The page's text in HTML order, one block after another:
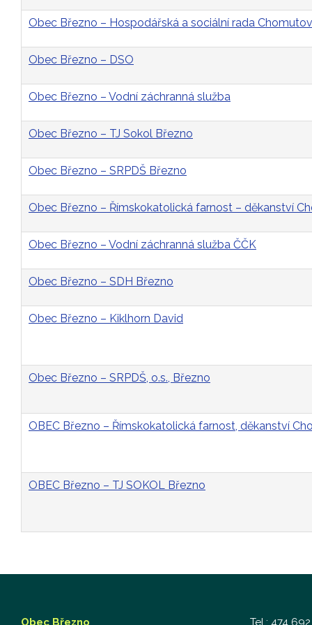
Obec Březno – Hospodářská a sociální rada
Obec Březno – DSO
Obec Březno – Vodní záchranná služba
Obec Březno – TJ Sokol Březno
Obec Březno – SRPDŠ Březno
Obec Březno – Římskokatolická farnost – děkanství
Obec Březno – Vodní záchranná služba ČČK
Obec Březno – SDH Březno
Obec Březno – Kiklhorn David
Obec Březno – SRPDŠ, o.s., Březno
OBEC Březno – Římskokatolická farnost, děkanství
OBEC Březno – TJ SOKOL Březno
Obec Březno Tel.: 474